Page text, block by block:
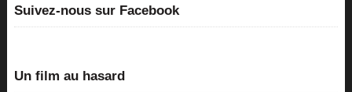
Suivez-nous sur Facebook
Un film au hasard